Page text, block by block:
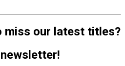
miss our latest titles?